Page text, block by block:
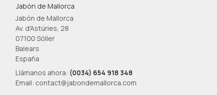
Jabón de Mallorca
Jabón de Mallorca
Av. d'Astúries, 28
07100 Sóller
Balears
España
Llámanos ahora: (0034) 654 918 348
Email: contact@jabondemallorca.com